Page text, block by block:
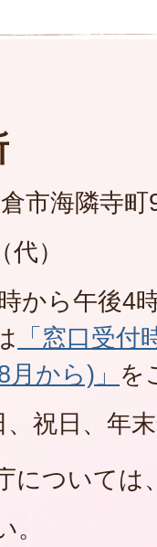
市海隣寺町
）
から午後4
「窓口受
から)」 を
、祝日、年
については
。